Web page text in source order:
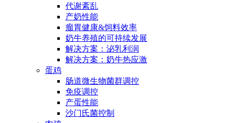
代谢紊乱
产奶性能
瘤胃健康&饲料效率
奶牛养殖的可持续发展
解决方案：泌乳利润
解决方案：奶牛热应激
蛋鸡
肠道微生物菌群调控
免疫调控
产蛋性能
沙门氏菌控制